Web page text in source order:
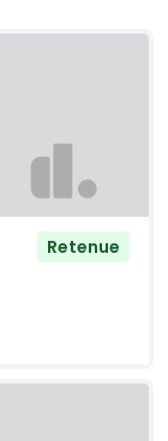
Retenue